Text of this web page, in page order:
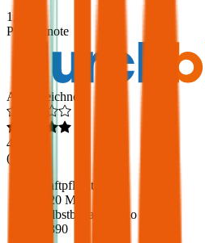
1,9
Produktnote
Ausgezeichnet
4,6
(
Haftpflicht
€ 20 Mio.
Selbstbehalt Kasko
€ 390